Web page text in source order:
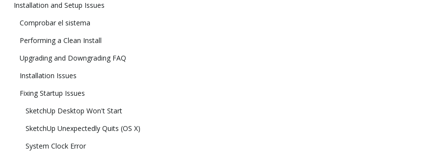
Installation and Setup Issues
Comprobar el sistema
Performing a Clean Install
Upgrading and Downgrading FAQ
Installation Issues
Fixing Startup Issues
SketchUp Desktop Won't Start
SketchUp Unexpectedly Quits (OS X)
System Clock Error